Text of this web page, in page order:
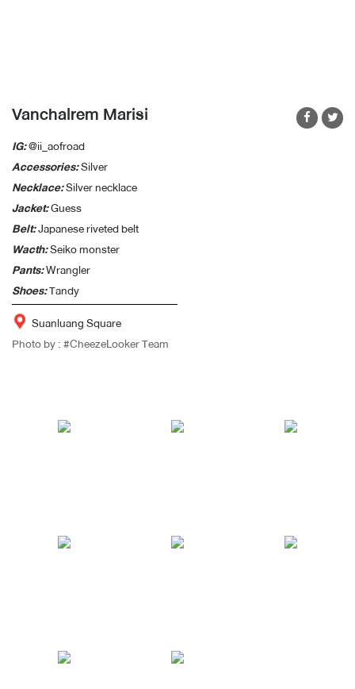
Vanchalrem Marisi
IG:@ii_aofroad
Accessories:Silver
Necklace:Silver necklace
Jacket:Guess
Belt:Japanese riveted belt
Wacth:Seiko monster
Pants:Wrangler
Shoes:Tandy
Suanluang Square
Photo by : #CheezeLooker Team